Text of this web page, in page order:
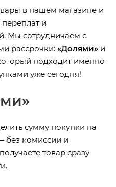
в нашем магазине и
переплат и
Мы сотрудничаем с
рассрочки: «Долями» и
подходит именно
уже сегодня!
сумму покупки на
без комиссии и
товар сразу